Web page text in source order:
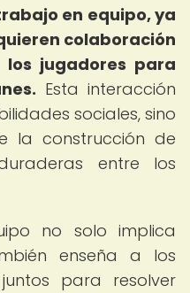
en equipo, ya
colaboración
jugadores para
Esta interacción
sociales, sino
la construcción de
entre los
no solo implica
enseña a los
para resolver